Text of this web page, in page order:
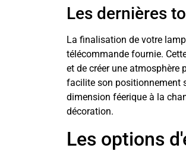
Les dernières
La finalisation de votre
télécommande fournie.
et de créer une atmosphère
facilite son positionnement
dimension féerique à la
décoration.
Les options